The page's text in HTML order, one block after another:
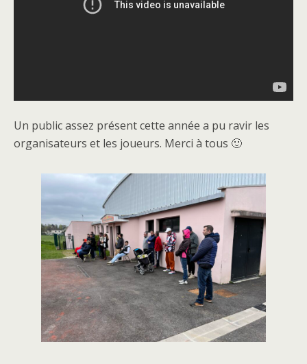
Un public assez présent cette année a pu ravir les
organisateurs et les joueurs. Merci à tous 🙂